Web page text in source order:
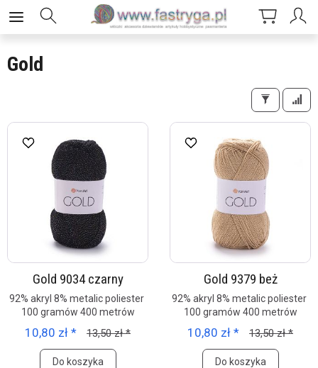
Gold
Gold 9034 czarny
92% akryl 8% metalic poliester
100 gramów 400 metrów
10,80 zł * 13,50 zł *
Do koszyka
Gold 9379 beż
92% akryl 8% metalic poliester
100 gramów 400 metrów
10,80 zł * 13,50 zł *
Do koszyka